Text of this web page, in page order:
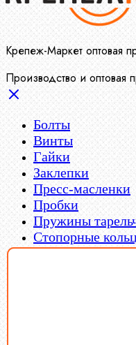
Крепеж-Маркет оптовая
Производство и оптовая
Болты
Винты
Гайки
Заклепки
Пресс-масленки
Пробки
Пружины
Стопорные
Такелаж